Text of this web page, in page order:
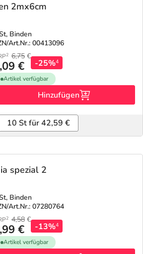
2mx6cm
Binden
Art.Nr.: 00413096
2 6,75 €
€ -25%4
Artikel verfügbar
Hinzufügen
10 St für 42,59 €
spezial 2
Binden
Art.Nr.: 07280764
2 4,58 €
€ -13%4
Artikel verfügbar